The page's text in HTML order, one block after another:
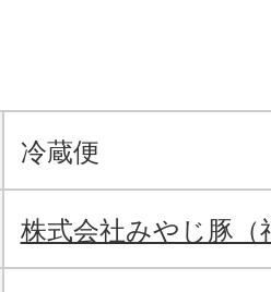
冷蔵便
株式会社みやじ豚（